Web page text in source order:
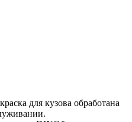
для кузова обработана